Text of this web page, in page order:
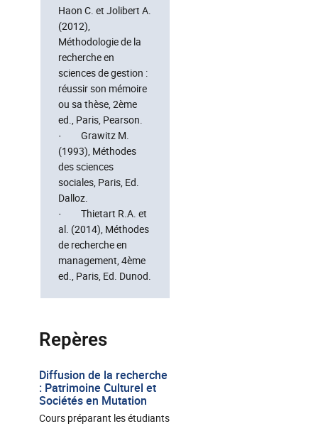
Haon C. et Jolibert A.
(2012),
Méthodologie de la
recherche en
sciences de gestion :
réussir son mémoire
ou sa thèse, 2ème
ed., Paris, Pearson.
· Grawitz M.
(1993), Méthodes
des sciences
sociales, Paris, Ed.
Dalloz.
· Thietart R.A. et
al. (2014), Méthodes
de recherche en
management, 4ème
ed., Paris, Ed. Dunod.
Repères
Diffusion de la recherche
: Patrimoine Culturel et
Sociétés en Mutation
Cours préparant les étudiants